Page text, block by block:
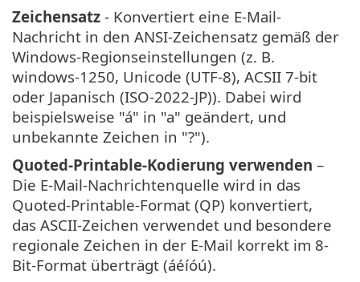
Zeichensatz - Konvertiert eine E-Mail-
Nachricht in den ANSI-Zeichensatz gemäß der
Windows-Regionseinstellungen (z. B.
windows-1250, Unicode (UTF-8), ACSII 7-bit
oder Japanisch (ISO-2022-JP)). Dabei wird
beispielsweise "á" in "a" geändert, und
unbekannte Zeichen in "?").
Quoted-Printable-Kodierung verwenden –
Die E-Mail-Nachrichtenquelle wird in das
Quoted-Printable-Format (QP) konvertiert,
das ASCII-Zeichen verwendet und besondere
regionale Zeichen in der E-Mail korrekt im 8-
Bit-Format überträgt (áéíóú).